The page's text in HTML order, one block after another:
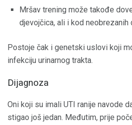
Mršav trening može takođe
djevojčica, ali i kod neobrezanih
Postoje čak i genetski uslovi koji
infekciju urinarnog trakta.
Dijagnoza
Oni koji su imali UTI ranije navode
stigao još jedan. Međutim, prije